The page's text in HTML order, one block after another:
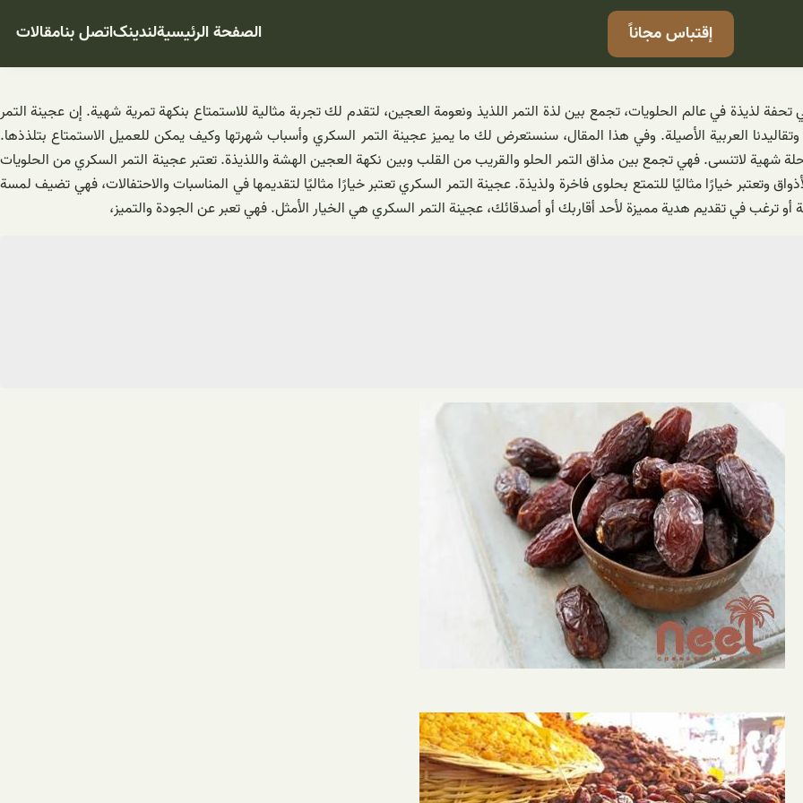
إقتباس مجاناً الصفحة الرئيسيةلندینکاتصل بنامقالات
لذيذة في عالم الحلويات، تجمع بين لذة التمر اللذيذ ونعومة العجين، لتقدم لك تجربة مثالية للاستمتاع بنكهة تمرية شهية. إن عجينة التمر
العربية الأصيلة. وفي هذا المقال، سنستعرض لك ما يميز عجينة التمر السكري وأسباب شهرتها وكيف يمكن للعميل الاستمتاع بتلذذها.
شهية لاتنسى. فهي تجمع بين مذاق التمر الحلو والقريب من القلب وبين نكهة العجين الهشة واللذيذة. تعتبر عجينة التمر السكري من الحلويات
وتعتبر خيارًا مثاليًا للتمتع بحلوى فاخرة ولذيذة. عجينة التمر السكري تعتبر خيارًا مثاليًا لتقديمها في المناسبات والاحتفالات، فهي تضيف لمسة
في تقديم هدية مميزة لأحد أقاربك أو أصدقائك، عجينة التمر السكري هي الخيار الأمثل. فهي تعبر عن الجودة والتميز،